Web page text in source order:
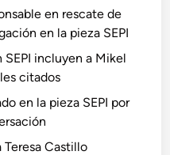
en rescate de
en la pieza SEPI
SEPI incluyen a Mikel
citados
en la pieza SEPI por
Castillo